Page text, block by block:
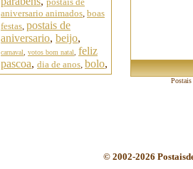
aniversario animados, boas
festas, postais de
aniversario, beijo,
carnaval votos bom natal
feliz
pascoa, dia de anos, bolo,
© 2002-2026